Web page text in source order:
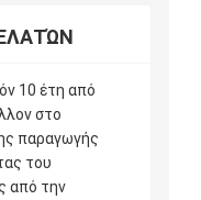
10 έτη από
στο
παραγωγής
του
από την